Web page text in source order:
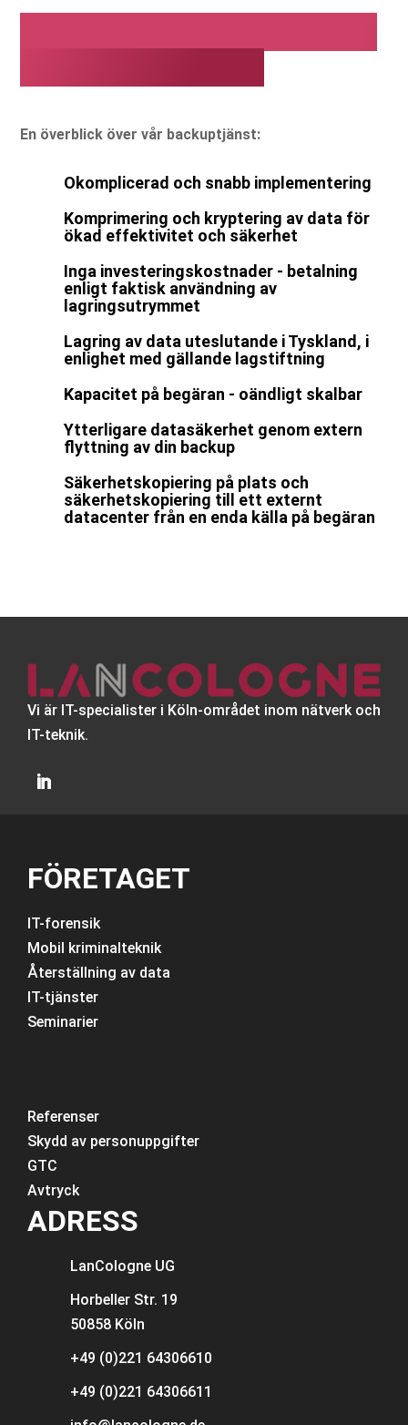
En överblick över vår backuptjänst:
Okomplicerad och snabb implementering
Komprimering och kryptering av data för
ökad effektivitet och säkerhet
Inga investeringskostnader - betalning
enligt faktisk användning av
lagringsutrymmet
Lagring av data uteslutande i Tyskland, i
enlighet med gällande lagstiftning
Kapacitet på begäran - oändligt skalbar
Ytterligare datasäkerhet genom extern
flyttning av din backup
Säkerhetskopiering på plats och
säkerhetskopiering till ett externt
datacenter från en enda källa på begäran
Vi är IT-specialister i Köln-området inom nätverk och
IT-teknik.
FÖRETAGET
IT-forensik
Mobil kriminalteknik
Återställning av data
IT-tjänster
Seminarier
Referenser
Skydd av personuppgifter
GTC
Avtryck
ADRESS
LanCologne UG
Horbeller Str. 19
50858 Köln
+49 (0)221 64306610
+49 (0)221 64306611